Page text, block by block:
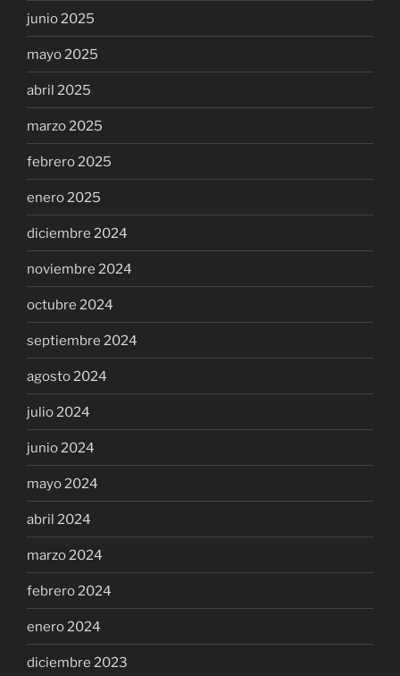
junio 2025
mayo 2025
abril 2025
marzo 2025
febrero 2025
enero 2025
diciembre 2024
noviembre 2024
octubre 2024
septiembre 2024
agosto 2024
julio 2024
junio 2024
mayo 2024
abril 2024
marzo 2024
febrero 2024
enero 2024
diciembre 2023